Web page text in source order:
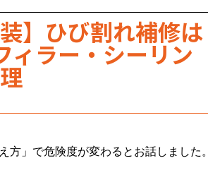
】ひび割れ補修は
ィラー・シーリン
」で危険度が変わるとお話しました。